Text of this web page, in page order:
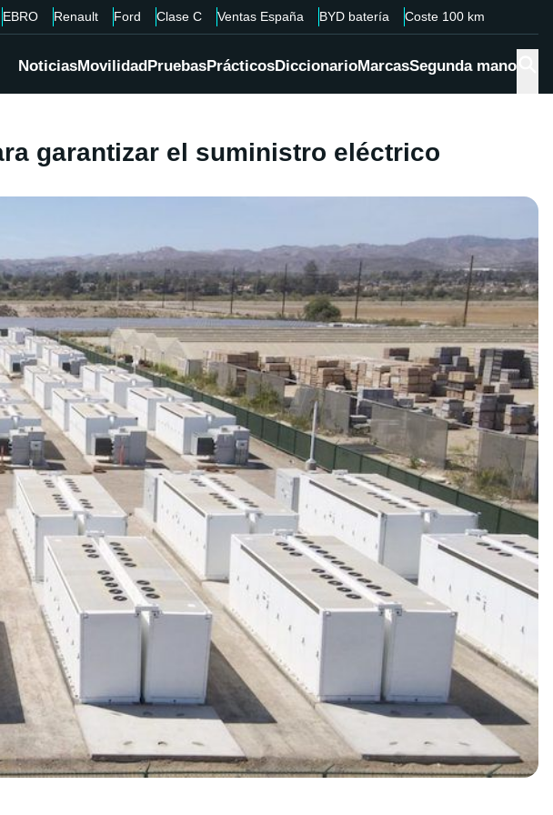
EBRO Renault Ford Clase C Ventas España BYD batería Coste 100 km
NoticiasMovilidadPruebasPrácticosDiccionarioMarcasSegunda mano
garantizar el suministro eléctrico